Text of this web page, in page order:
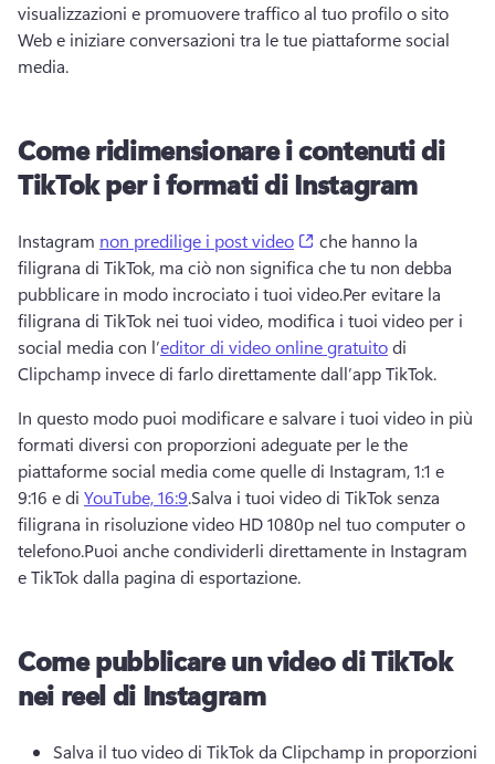
visualizzazioni e promuovere traffico al tuo profilo o sito
Web e iniziare conversazioni tra le tue piattaforme social
media.
Come ridimensionare i contenuti di
TikTok per i formati di Instagram
Instagram non predilige i post video (opens in a new tab)
che hanno la
filigrana di TikTok, ma ciò non significa che tu non debba
pubblicare in modo incrociato i tuoi video.Per evitare la
filigrana di TikTok nei tuoi video, modifica i tuoi video per i
social media con l’editor di video online gratuito di
Clipchamp invece di farlo direttamente dall’app TikTok.
In questo modo puoi modificare e salvare i tuoi video in più
formati diversi con proporzioni adeguate per le the
piattaforme social media come quelle di Instagram, 1:1 e
9:16 e di YouTube, 16:9.Salva i tuoi video di TikTok senza
filigrana in risoluzione video HD 1080p nel tuo computer o
telefono.Puoi anche condividerli direttamente in Instagram
e TikTok dalla pagina di esportazione.
Come pubblicare un video di TikTok
nei reel di Instagram
Salva il tuo video di TikTok da Clipchamp in proporzioni